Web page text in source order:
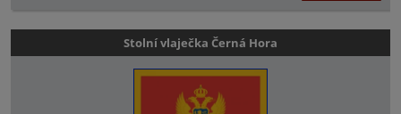
Stolní vlaječka Černá Hora